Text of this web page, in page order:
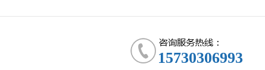
15730306993